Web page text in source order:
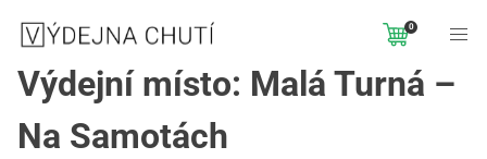
0
Výdejní místo: Malá Turná –
Na Samotách